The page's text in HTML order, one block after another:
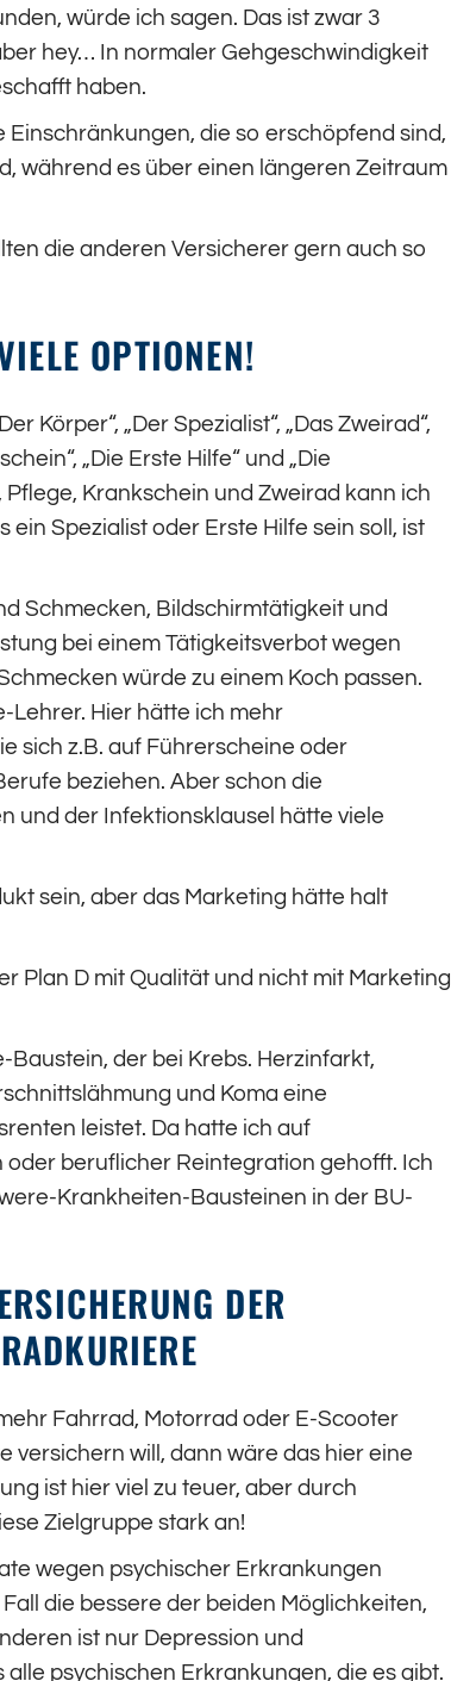
würde ich sagen. Das ist zwar 3
hey… In normaler Gehgeschwindigkeit
haben.
die so erschöpfend sind,
während es über einen längeren Zeitraum
die anderen Versicherer gern auch so
OPTIONEN!
Körper“, „Der Spezialist“, „Das Zweirad“,
„Die Erste Hilfe“ und „Die
Krankschein und Zweirad kann ich
Spezialist oder Erste Hilfe sein soll, ist
Schmecken, Bildschirmtätigkeit und
bei einem Tätigkeitsverbot wegen
würde zu einem Koch passen.
Lehrer. Hier hätte ich mehr
sich z.B. auf Führerscheine oder
beziehen. Aber schon die
und der Infektionsklausel hätte viele
sein, aber das Marketing hätte halt
Plan D mit Qualität und nicht mit Marketing
Baustein, der bei Krebs. Herzinfarkt,
und Koma eine
leistet. Da hatte ich auf
beruflicher Reintegration gehofft. Ich
Krankheiten-Bausteinen in der BU-
DER
Fahrrad, Motorrad oder E-Scooter
versichern will, dann wäre das hier eine
ist hier viel zu teuer, aber durch
Zielgruppe stark an!
wegen psychischer Erkrankungen
die bessere der beiden Möglichkeiten,
ist nur Depression und
psychischen Erkrankungen, die es gibt.